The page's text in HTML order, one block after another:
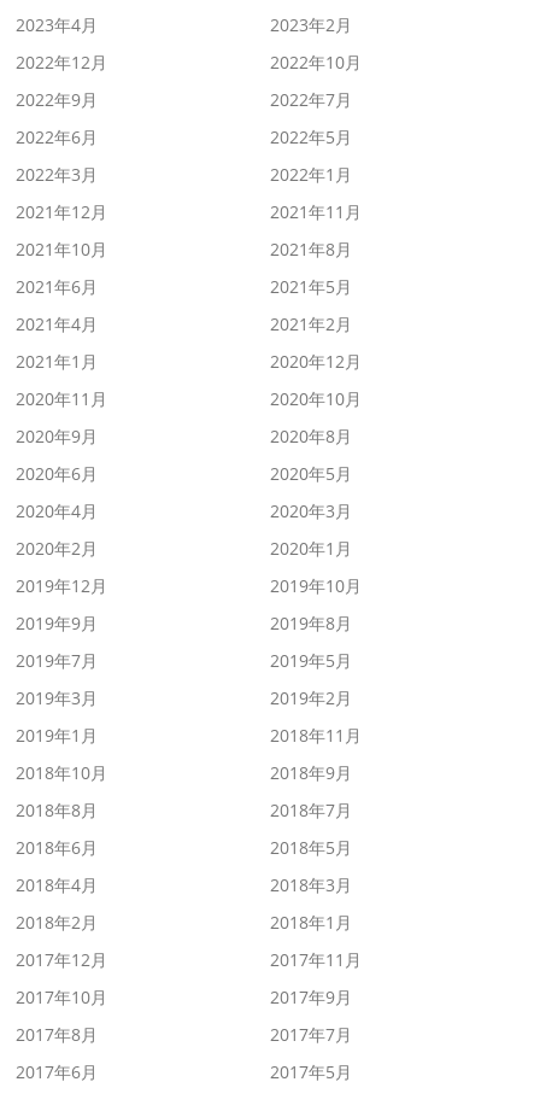
2023年4月
2023年2月
2022年12月
2022年10月
2022年9月
2022年7月
2022年6月
2022年5月
2022年3月
2022年1月
2021年12月
2021年11月
2021年10月
2021年8月
2021年6月
2021年5月
2021年4月
2021年2月
2021年1月
2020年12月
2020年11月
2020年10月
2020年9月
2020年8月
2020年6月
2020年5月
2020年4月
2020年3月
2020年2月
2020年1月
2019年12月
2019年10月
2019年9月
2019年8月
2019年7月
2019年5月
2019年3月
2019年2月
2019年1月
2018年11月
2018年10月
2018年9月
2018年8月
2018年7月
2018年6月
2018年5月
2018年4月
2018年3月
2018年2月
2018年1月
2017年12月
2017年11月
2017年10月
2017年9月
2017年8月
2017年7月
2017年6月
2017年5月